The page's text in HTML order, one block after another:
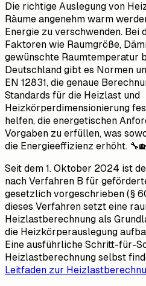
Die richtige Auslegung von
Räume angenehm warm
Energie zu verschwenden. Bei
Faktoren wie Raumgröße,
gewünschte Raumtemperatur
Deutschland gibt es Normen
EN 12831, die genaue
Standards für die Heizlast und
Heizkörperdimensionierung
helfen, die energetischen
Vorgaben zu erfüllen, was
die Energieeffizienz erhöht.
Seit dem 1. Oktober 2024 ist
nach Verfahren B für
gesetzlich vorgeschrieben (§
dieses Verfahren setzt eine
Heizlastberechnung als
die Heizkörperauslegung
Eine ausführliche Schritt-für-
Heizlastberechnung selbst
Leitfaden zur